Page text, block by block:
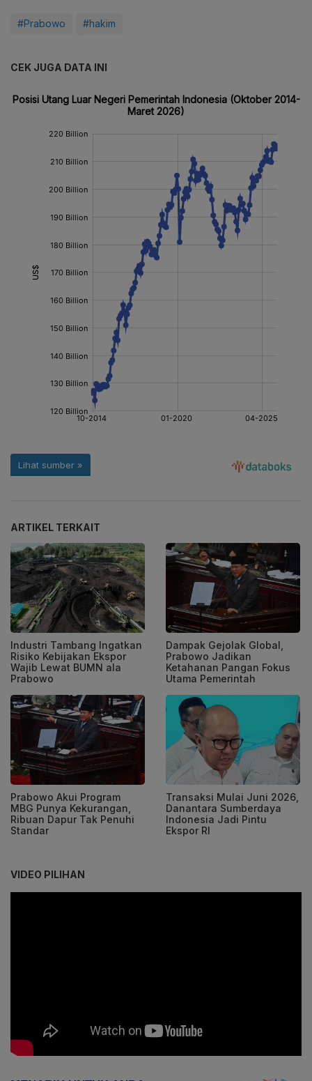
#Prabowo #hakim
CEK JUGA DATA INI
ARTIKEL TERKAIT
Industri Tambang Ingatkan
Risiko Kebijakan Ekspor
Wajib Lewat BUMN ala
Prabowo
Dampak Gejolak Global,
Prabowo Jadikan
Ketahanan Pangan Fokus
Utama Pemerintah
Prabowo Akui Program
MBG Punya Kekurangan,
Ribuan Dapur Tak Penuhi
Standar
Transaksi Mulai Juni 2026,
Danantara Sumberdaya
Indonesia Jadi Pintu
Ekspor RI
VIDEO PILIHAN